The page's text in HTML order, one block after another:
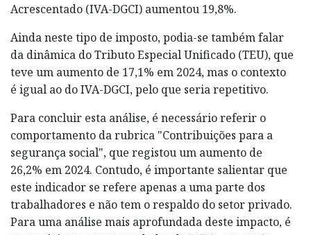
Acrescentado (IVA-DGCI) aumentou 19,8%.
Ainda neste tipo de imposto, podia-se também falar
da dinâmica do Tributo Especial Unificado (TEU), que
teve um aumento de 17,1% em 2024, mas o contexto
é igual ao do IVA-DGCI, pelo que seria repetitivo.
Para concluir esta análise, é necessário referir o
comportamento da rubrica "Contribuições para a
segurança social", que registou um aumento de
26,2% em 2024. Contudo, é importante salientar que
este indicador se refere apenas a uma parte dos
trabalhadores e não tem o respaldo do setor privado.
Para uma análise mais aprofundada deste impacto, é